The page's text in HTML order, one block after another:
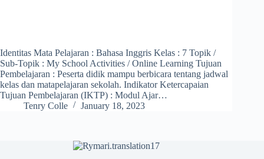
Identitas Mata Pelajaran : Bahasa Inggris Kelas : 7 Topik /
Sub-Topik : My School Activities / Online Learning Tujuan
Pembelajaran : Peserta didik mampu berbicara tentang jadwal
kelas dan matapelajaran sekolah. Indikator Ketercapaian
Tujuan Pembelajaran (IKTP) : Modul Ajar…
Tenry Colle
January 18, 2023